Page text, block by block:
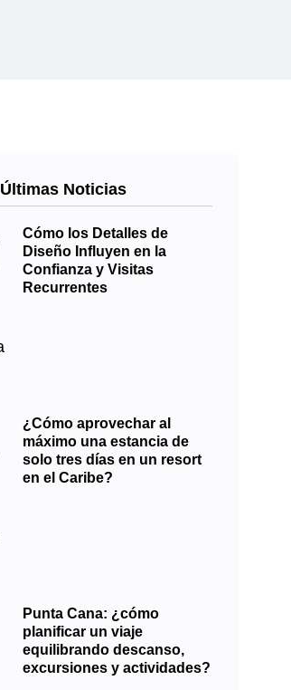
Últimas Noticias
Cómo los Detalles de
Diseño Influyen en la
Confianza y Visitas
Recurrentes
¿Cómo aprovechar al
máximo una estancia de
solo tres días en un resort
en el Caribe?
Punta Cana: ¿cómo
planificar un viaje
equilibrando descanso,
excursiones y actividades?